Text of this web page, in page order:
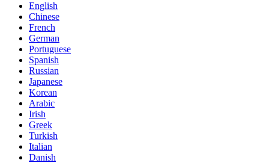
English
Chinese
French
German
Portuguese
Spanish
Russian
Japanese
Korean
Arabic
Irish
Greek
Turkish
Italian
Danish